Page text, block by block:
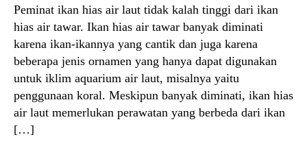
Peminat ikan hias air laut tidak kalah tinggi dari ikan
hias air tawar. Ikan hias air tawar banyak diminati
karena ikan-ikannya yang cantik dan juga karena
beberapa jenis ornamen yang hanya dapat digunakan
untuk iklim aquarium air laut, misalnya yaitu
penggunaan koral. Meskipun banyak diminati, ikan hias
air laut memerlukan perawatan yang berbeda dari ikan
[…]